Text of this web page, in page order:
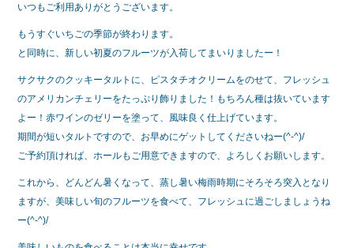
いつもご利用ありがとうございます。
もうすぐいちごの季節が終わります。
と同時に、新しい初夏のフルーツが入荷してまいりましたー！
サクサクのクッキータルトに、ピスタチオクリームをのせて、フレッシュ
のアメリカンチェリーをたっぷり飾りました！もちろん種は抜いています
よー！赤ワインのゼリーを塗って、風味良く仕上げています。
期間が短いタルトですので、お早めにゲットしてくださいねー(^-^)/
ご予約頂ければ、ホールもご用意できますので、よろしくお願いします。
これから、どんどん暑くなって、蒸し暑い梅雨時期にそろそろ突入となり
ますが、美味しい旬のフルーツを食べて、フレッシュに過ごしましょうね
ー(^-^)/